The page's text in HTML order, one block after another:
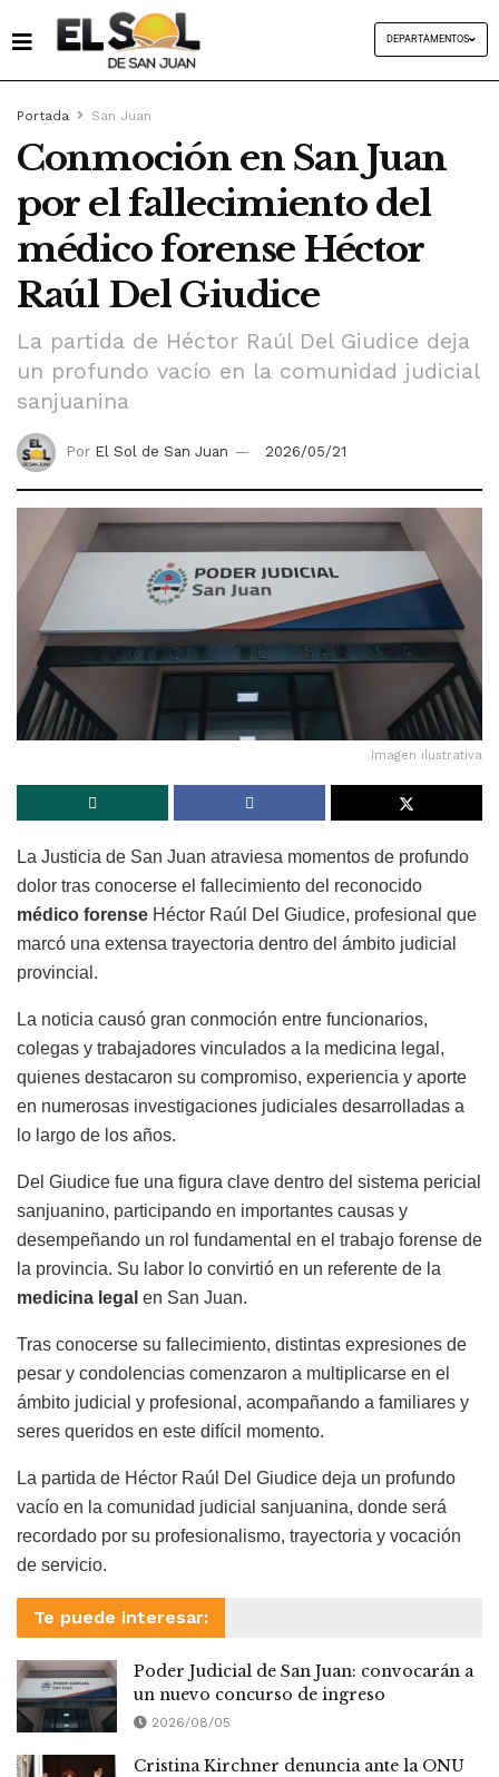
DEPARTAMENTOS
Portada San Juan
Conmoción en San Juan
por el fallecimiento del
médico forense Héctor
Raúl Del Giudice
La partida de Héctor Raúl Del Giudice deja
un profundo vacío en la comunidad judicial
sanjuanina
Por El Sol de San Juan 2026/05/21
Imagen ilustrativa
La Justicia de San Juan atraviesa momentos de profundo
dolor tras conocerse el fallecimiento del reconocido
médico forense Héctor Raúl Del Giudice, profesional que
marcó una extensa trayectoria dentro del ámbito judicial
provincial.
La noticia causó gran conmoción entre funcionarios,
colegas y trabajadores vinculados a la medicina legal,
quienes destacaron su compromiso, experiencia y aporte
en numerosas investigaciones judiciales desarrolladas a
lo largo de los años.
Del Giudice fue una figura clave dentro del sistema pericial
sanjuanino, participando en importantes causas y
desempeñando un rol fundamental en el trabajo forense de
la provincia. Su labor lo convirtió en un referente de la
medicina legal en San Juan.
Tras conocerse su fallecimiento, distintas expresiones de
pesar y condolencias comenzaron a multiplicarse en el
ámbito judicial y profesional, acompañando a familiares y
seres queridos en este difícil momento.
La partida de Héctor Raúl Del Giudice deja un profundo
vacío en la comunidad judicial sanjuanina, donde será
recordado por su profesionalismo, trayectoria y vocación
de servicio.
Te puede interesar:
Poder Judicial de San Juan: convocarán a
un nuevo concurso de ingreso
2026/08/05
Cristina Kirchner denuncia ante la ONU